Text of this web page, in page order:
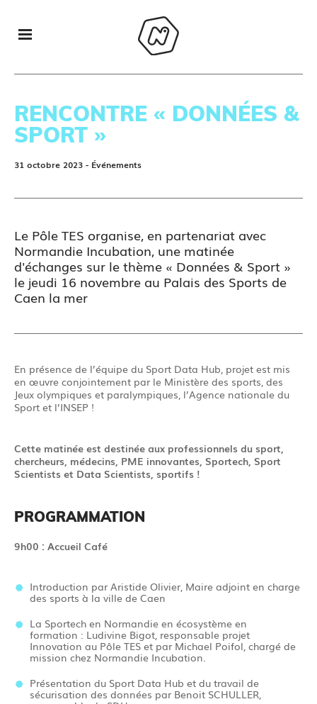
RENCONTRE « DONNÉES &
SPORT »
31 octobre 2023 - Événements
Le Pôle TES organise, en partenariat avec
Normandie Incubation, une matinée
d'échanges sur le thème « Données & Sport »
le jeudi 16 novembre au Palais des Sports de
Caen la mer
En présence de l’équipe du Sport Data Hub, projet est mis
en œuvre conjointement par le Ministère des sports, des
Jeux olympiques et paralympiques, l’Agence nationale du
Sport et l’INSEP !
Cette matinée est destinée aux professionnels du sport,
chercheurs, médecins, PME innovantes, Sportech, Sport
Scientists et Data Scientists, sportifs !
PROGRAMMATION
9h00 : Accueil Café
Introduction par Aristide Olivier, Maire adjoint en charge
des sports à la ville de Caen
La Sportech en Normandie en écosystème en
formation : Ludivine Bigot, responsable projet
Innovation au Pôle TES et par Michael Poifol, chargé de
mission chez Normandie Incubation.
Présentation du Sport Data Hub et du travail de
sécurisation des données par Benoit SCHULLER,